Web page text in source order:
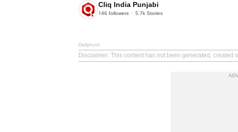
Cliq India Punjabi
146 followers 5.7k Stories
Dailyhunt
Disclaimer: This content has not been generated,